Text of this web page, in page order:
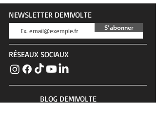
NEWSLETTER DEMIVOLTE
S'abonner
RÉSEAUX SOCIAUX
BLOG DEMIVOLTE